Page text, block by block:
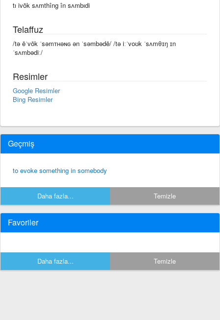
tı ivōk sʌmthîng în sʌmbıdi
Telaffuz
/tə ēˈvōk ˈsəmᴛʜəɴɢ ən ˈsəmbədē/ /tə iːˈvoʊk ˈsʌmθɪŋ ɪn
ˈsʌmbədiː/
Resimler
Google Resimler
Bing Resimler
Geçmiş
to evoke something in somebody
Daha fazla... Temizle
Favoriler
Daha fazla... Temizle